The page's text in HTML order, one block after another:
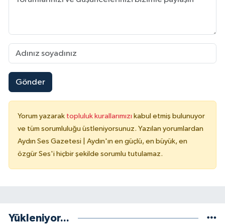
Gönder
Yorum yazarak topluluk kurallarımızı kabul etmiş bulunuyor
ve tüm sorumluluğu üstleniyorsunuz. Yazılan yorumlardan
Aydın Ses Gazetesi | Aydın'ın en güçlü, en büyük, en
özgür Ses'i hiçbir şekilde sorumlu tutulamaz.
Yükleniyor...